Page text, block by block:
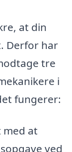
at din
Derfor har
tre
i
fungerer:
med at
ved